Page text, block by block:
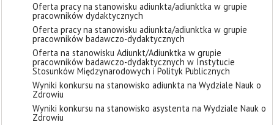
Oferta pracy na stanowisku adiunkta/adiunktka w grupie
pracowników dydaktycznych
Oferta pracy na stanowisku adiunkta/adiunktka w grupie
pracowników badawczo-dydaktycznych
Oferta na stanowisku Adiunkt/Adiunktka w grupie
pracowników badawczo-dydaktycznych w Instytucie
Stosunków Międzynarodowych i Polityk Publicznych
Wyniki konkursu na stanowisko adiunkta na Wydziale Nauk o
Zdrowiu
Wyniki konkursu na stanowisko asystenta na Wydziale Nauk o
Zdrowiu